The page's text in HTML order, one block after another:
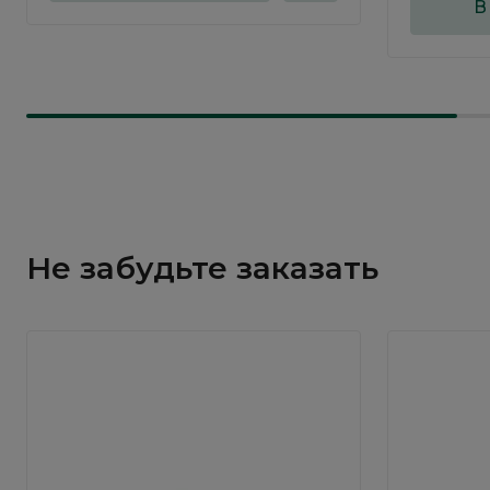
В
Не забудьте заказать